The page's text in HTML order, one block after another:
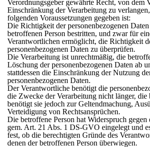
Verordnungsgeber gewährte Recht, von dem
Einschränkung der Verarbeitung zu
folgenden Voraussetzungen gegeben ist:
Die Richtigkeit der personenbezogenen
betroffenen Person bestritten, und zwar für
Verantwortlichen ermöglicht, die Richtigkeit
personenbezogenen Daten zu überprüfen.
Die Verarbeitung ist unrechtmäßig, die
Löschung der personenbezogenen Daten ab
stattdessen die Einschränkung der Nutzung
personenbezogenen Daten.
Der Verantwortliche benötigt die
die Zwecke der Verarbeitung nicht länger, die
benötigt sie jedoch zur Geltendmachung,
Verteidigung von Rechtsansprüchen.
Die betroffene Person hat Widerspruch gegen
gem. Art. 21 Abs. 1 DS-GVO eingelegt und
fest, ob die berechtigten Gründe des
denen der betroffenen Person überwiegen.